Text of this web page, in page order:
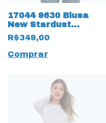
17044 9630 Blusa
New Stardust
Nervuras no Decote
Preto
R$349,00
Comprar